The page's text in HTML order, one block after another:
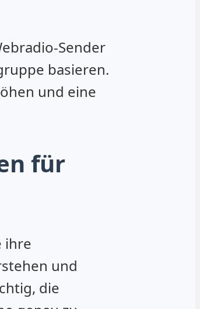
Sender
basieren.
und eine
für
ihre
und
die